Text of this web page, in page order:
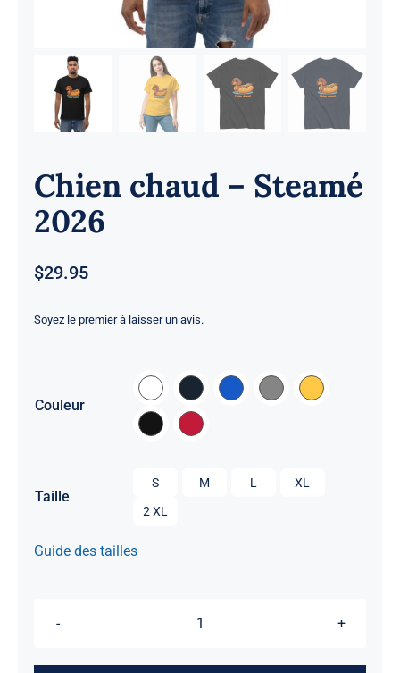
Chien chaud – Steamé
2026
$29.95
Soyez le premier à laisser un avis.
Couleur
Taille
S M L
XL
2 XL
Guide des tailles